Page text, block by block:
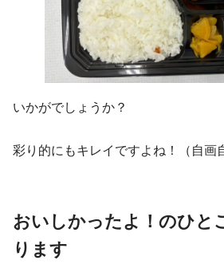
いかがでしょうか？
彩り的にもキレイですよね！（自画
おいしかったよ！のひと
ります